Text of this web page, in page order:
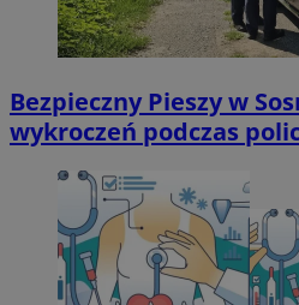
Bezpieczny Pieszy w
wykroczeń podczas